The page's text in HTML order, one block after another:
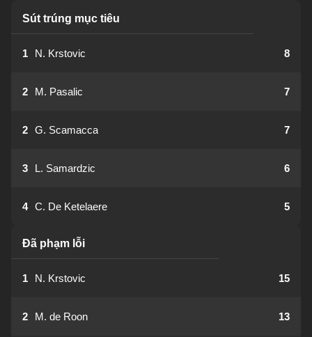
Sút trúng mục tiêu
1 N. Krstovic 8
2 M. Pasalic 7
2 G. Scamacca 7
3 L. Samardzic 6
4 C. De Ketelaere 5
Đã phạm lỗi
1 N. Krstovic 15
2 M. de Roon 13